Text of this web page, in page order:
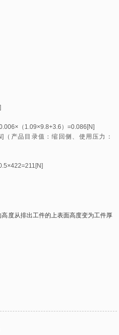
（1.09×9.8+3.6）=0.086[N]
（产品目录值：缩回侧、使用压力：
度从排出工件的上表面高度变为工件厚